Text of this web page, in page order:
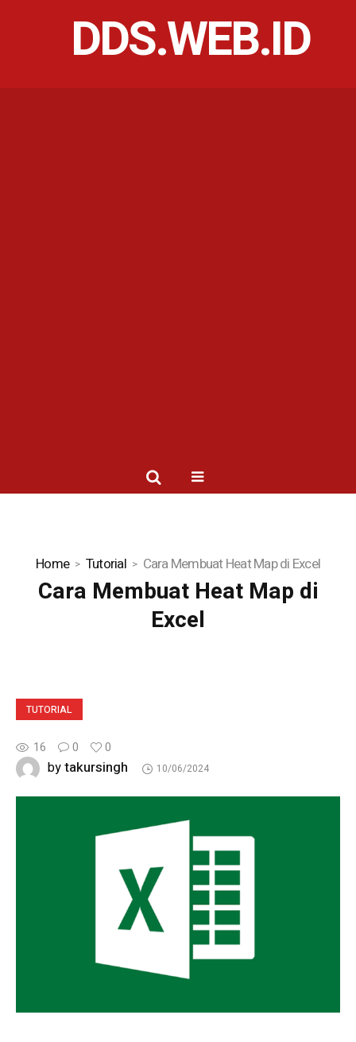
DDS.WEB.ID
Home Tutorial Cara Membuat Heat Map di Excel
Cara Membuat Heat Map di
Excel
TUTORIAL
16 0 0
bytakursingh 10/06/2024